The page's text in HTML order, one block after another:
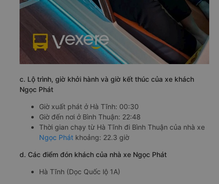
c. Lộ trình, giờ khởi hành và giờ kết thúc của xe khách
Ngọc Phát
Giờ xuất phát ở Hà Tĩnh: 00:30
Giờ đến nơi ở Bình Thuận: 22:48
Thời gian chạy từ Hà Tĩnh đi Bình Thuận của nhà xe
Ngọc Phát khoảng: 22.3 giờ
d. Các điểm đón khách của nhà xe Ngọc Phát
Hà Tĩnh (Dọc Quốc lộ 1A)